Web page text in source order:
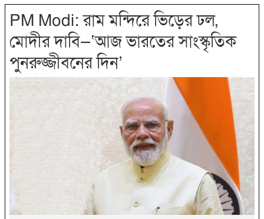
PM Modi: রাম মন্দিরে ভিড়ের ঢল,
মোদীর দাবি—‘আজ ভারতের সাংস্কৃতিক
পুনরুজ্জীবনের দিন’